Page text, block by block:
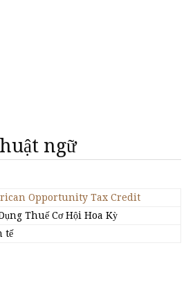
ngữ
Opportunity Tax Credit
Thuế Cơ Hội Hoa Kỳ
tế